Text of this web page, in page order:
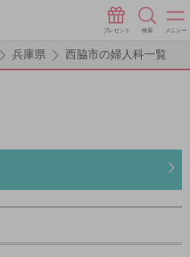
プレゼント 検索 メニュー
兵庫県 西脇市の婦人科一覧